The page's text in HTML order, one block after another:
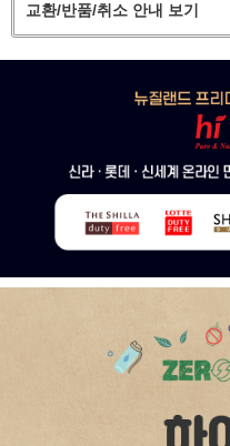
교환/반품/취소 안내 보기